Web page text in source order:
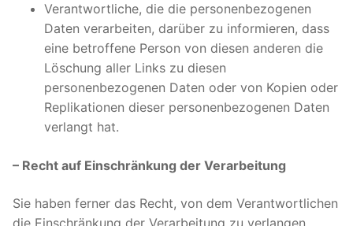
Verantwortliche, die die personenbezogenen
Daten verarbeiten, darüber zu informieren, dass
eine betroffene Person von diesen anderen die
Löschung aller Links zu diesen
personenbezogenen Daten oder von Kopien oder
Replikationen dieser personenbezogenen Daten
verlangt hat.
– Recht auf Einschränkung der Verarbeitung
Sie haben ferner das Recht, von dem Verantwortlichen
die Einschränkung der Verarbeitung zu verlangen,